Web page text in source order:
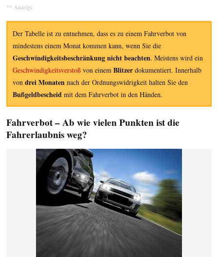
Der Tabelle ist zu entnehmen, dass es zu einem Fahrverbot von
mindestens einem Monat kommen kann, wenn Sie die
Geschwindigkeitsbeschränkung nicht beachten. Meistens wird ein
Geschwindigkeitsverstoß von einem Blitzer dokumentiert. Innerhalb
von drei Monaten nach der Ordnungswidrigkeit halten Sie den
Bußgeldbescheid mit dem Fahrverbot in den Händen.
Fahrverbot – Ab wie vielen Punkten ist die
Fahrerlaubnis weg?